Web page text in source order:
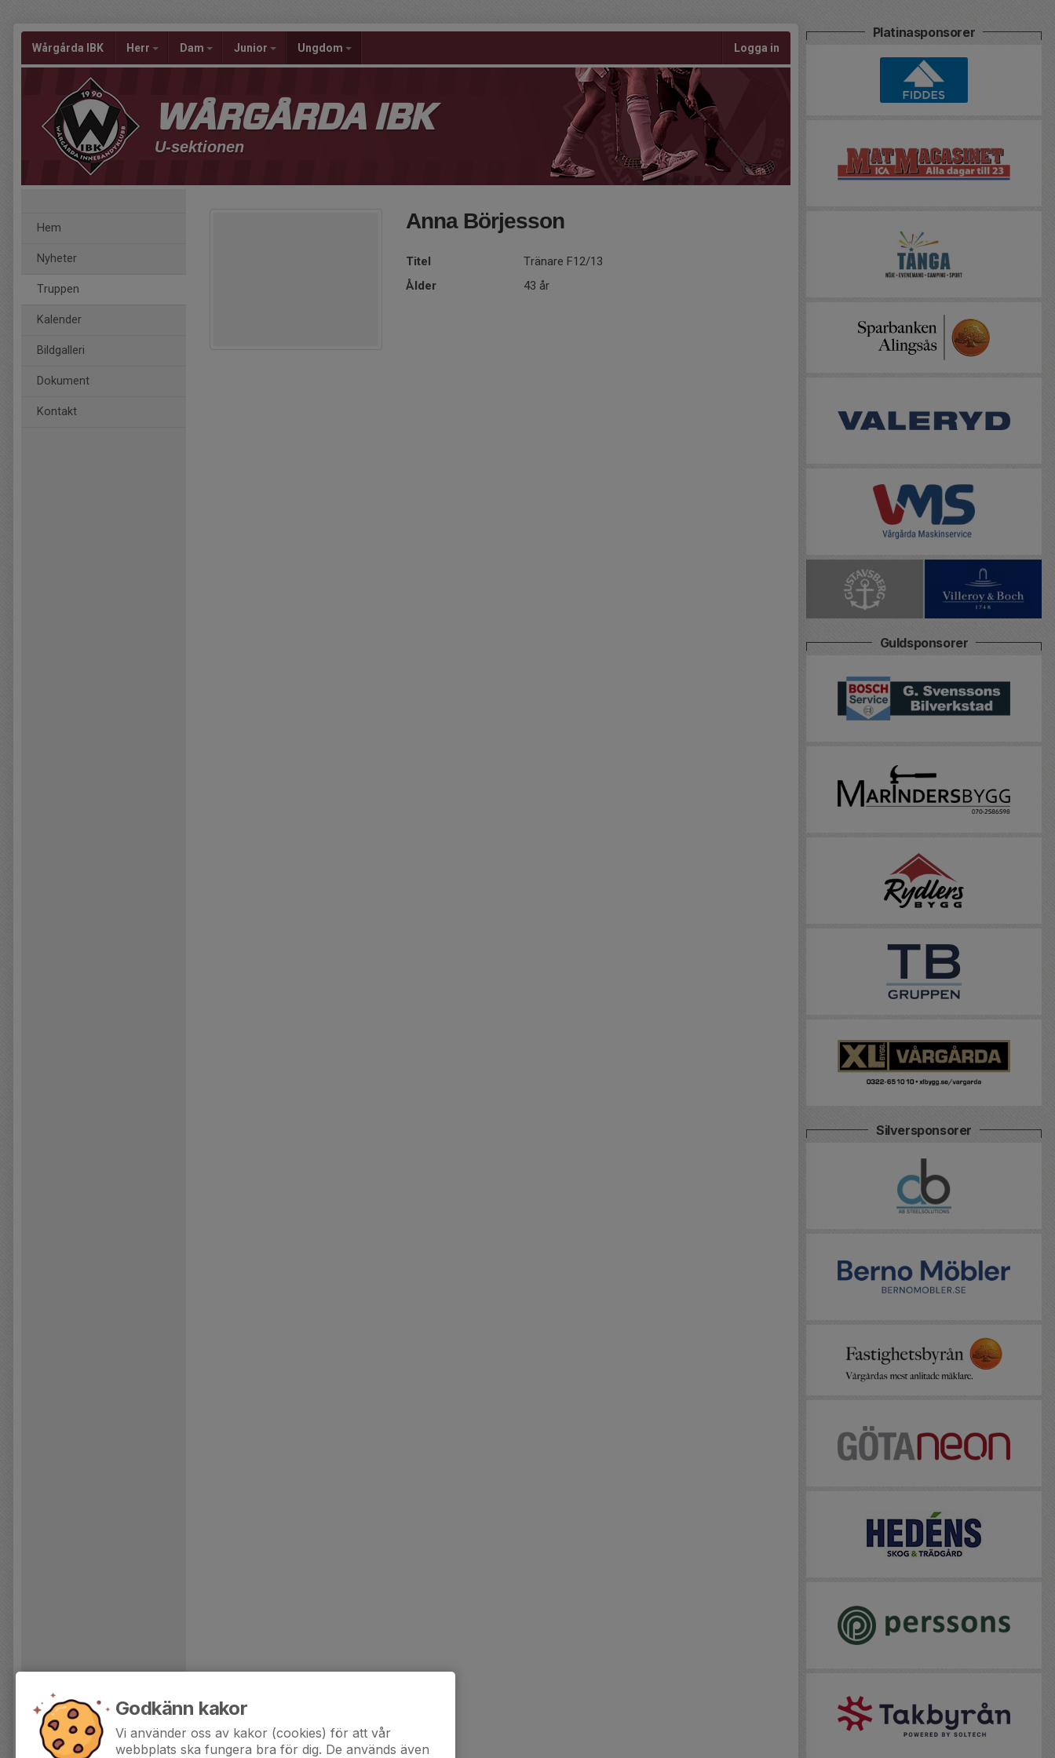
Wårgårda IBK Herr Dam Junior Ungdom Logga in
WÅRGÅRDA IBK
U-sektionen
Hem
Nyheter
Truppen
Kalender
Bildgalleri
Dokument
Kontakt
Anna Börjesson
Titel
Tränare F12/13
Ålder
43 år
Platinasponsorer
Guldsponsorer
Silversponsorer
Godkänn kakor
Vi använder oss av kakor (cookies) för att vår
webbplats ska fungera bra för dig. De används även